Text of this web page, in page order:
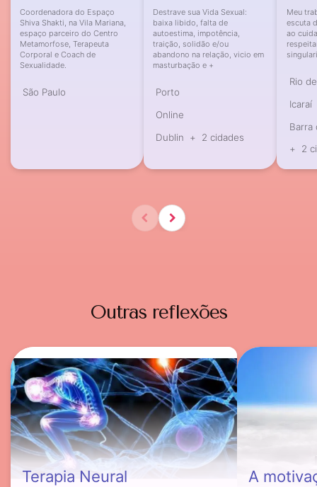
Coordenadora do Espaço
Shiva Shakti, na Vila Mariana,
espaço parceiro do Centro
Metamorfose, Terapeuta
Corporal e Coach de
Sexualidade.
São Paulo
Destrave sua Vida Sexual:
baixa libido, falta de
autoestima, impotência,
traição, solidão e/ou
abandono na relação, vicio em
masturbação e +
Porto
Online
Dublin + 2 cidades
Meu
escuta
ao
Rio
Icaraí
Barra
+
2
Outras reflexões
Terapia Neural A